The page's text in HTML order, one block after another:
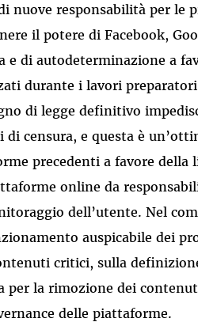
nuove responsabilità per le
il potere di Facebook,
e di autodeterminazione a
durante i lavori
di legge definitivo
censura, e questa è
precedenti a favore della
online da
dell’utente. Nel
auspicabile dei
critici, sulla
per la rimozione dei
delle piattaforme.